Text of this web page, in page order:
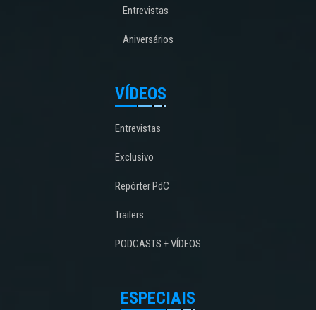
Entrevistas
Aniversários
VÍDEOS
Entrevistas
Exclusivo
Repórter PdC
Trailers
PODCASTS + VÍDEOS
ESPECIAIS